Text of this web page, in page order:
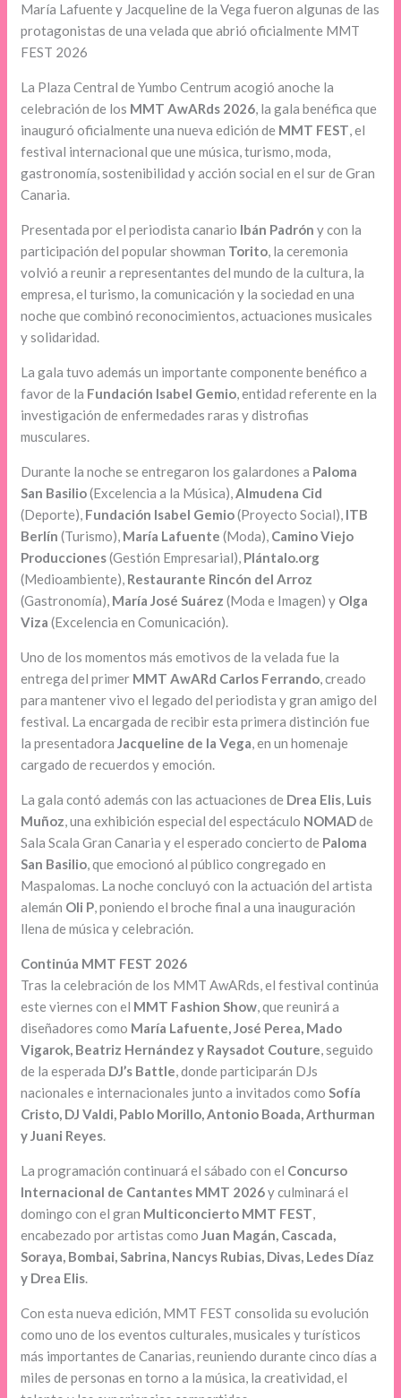
María Lafuente y Jacqueline de la Vega fueron algunas de las
protagonistas de una velada que abrió oficialmente MMT
FEST 2026
La Plaza Central de Yumbo Centrum acogió anoche la
celebración de los MMT AwARds 2026, la gala benéfica que
inauguró oficialmente una nueva edición de MMT FEST, el
festival internacional que une música, turismo, moda,
gastronomía, sostenibilidad y acción social en el sur de Gran
Canaria.
Presentada por el periodista canario Ibán Padrón y con la
participación del popular showman Torito, la ceremonia
volvió a reunir a representantes del mundo de la cultura, la
empresa, el turismo, la comunicación y la sociedad en una
noche que combinó reconocimientos, actuaciones musicales
y solidaridad.
La gala tuvo además un importante componente benéfico a
favor de la Fundación Isabel Gemio, entidad referente en la
investigación de enfermedades raras y distrofias
musculares.
Durante la noche se entregaron los galardones a Paloma
San Basilio(Excelencia a la Música),Almudena Cid
(Deporte), Fundación Isabel Gemio(Proyecto Social), ITB
Berlín (Turismo), María Lafuente (Moda), Camino Viejo
Producciones(Gestión Empresarial), Plántalo.org
(Medioambiente), Restaurante Rincón del Arroz
(Gastronomía), María José Suárez (Moda e Imagen) y Olga
Viza (Excelencia en Comunicación).
Uno de los momentos más emotivos de la velada fue la
entrega del primer MMT AwARd Carlos Ferrando, creado
para mantener vivo el legado del periodista y gran amigo del
festival. La encargada de recibir esta primera distinción fue
la presentadoraJacqueline de la Vega, en un homenaje
cargado de recuerdos y emoción.
La gala contó además con las actuaciones de Drea Elis, Luis
Muñoz, una exhibición especial del espectáculo NOMADde
Sala Scala Gran Canaria y el esperado concierto de Paloma
San Basilio, que emocionó al público congregado en
Maspalomas. La noche concluyó con la actuación del artista
alemán Oli P, poniendo el broche final a una inauguración
llena de música y celebración.
Continúa MMT FEST 2026
Tras la celebración de los MMT AwARds, el festival continúa
este viernes con el MMT Fashion Show, que reunirá a
diseñadores como María Lafuente, José Perea, Mado
Vigarok, Beatriz Hernández y Raysadot Couture, seguido
de la esperada DJ’s Battle, donde participarán DJs
nacionales e internacionales junto a invitados comoSofía
Cristo, DJ Valdi, Pablo Morillo, Antonio Boada, Arthurman
y Juani Reyes.
La programación continuará el sábado con el Concurso
Internacional de Cantantes MMT 2026y culminará el
domingo con el gran Multiconcierto MMT FEST,
encabezado por artistas comoJuan Magán, Cascada,
Soraya, Bombai, Sabrina, Nancys Rubias, Divas, Ledes Díaz
y Drea Elis.
Con esta nueva edición, MMT FEST consolida su evolución
como uno de los eventos culturales, musicales y turísticos
más importantes de Canarias, reuniendo durante cinco días a
miles de personas en torno a la música, la creatividad, el